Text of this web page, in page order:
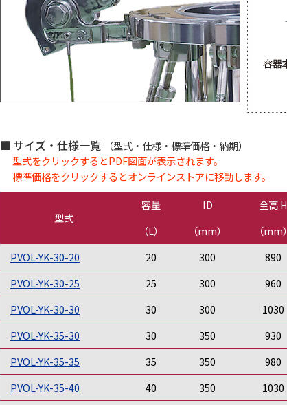
サイズ・仕様一覧
（型式・仕様・標準価格・納期）
型式をクリックするとPDF図面が表示されます。
標準価格をクリックするとオンラインストアに移動します。
型式
容量 ID 全高 H
（L）
（mm） （mm）
PVOL-YK-30-20
20 300 890
PVOL-YK-30-25
25 300 960
PVOL-YK-30-30
30 300 1030
PVOL-YK-35-30
30 350 930
PVOL-YK-35-35
35 350 980
PVOL-YK-35-40
40 350 1030